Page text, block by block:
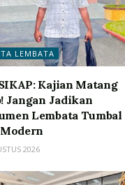
LEMBATA
Kajian Matang
Jangan Jadikan
Lembata Tumbal
2026